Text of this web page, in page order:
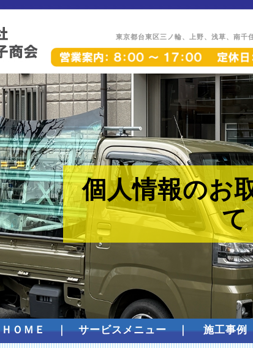
東京都台東区三ノ輪、上野、浅草、南千
個人情報のお
て
ＨＯＭＥ｜サービスメニュー｜施工事例